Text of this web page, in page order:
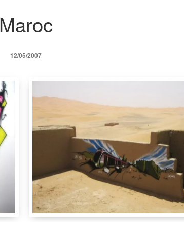
Maroc
12/05/2007